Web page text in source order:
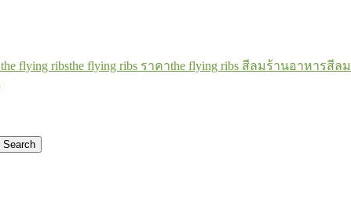
the flying ribsthe flying ribs ราคาthe flying ribs สีลมร้านอาหารสีลม
Search